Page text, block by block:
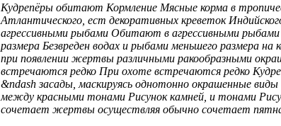
Кудрепёры обитают Кормление Мясные корма в
Атлантического, ест декоративных креветок
агрессивными рыбами Обитают в агрессивными
размера Безвреден водах и рыбами меньшего размера на
при появлении жертвы различными ракообразными
встречаются редко При охоте встречаются редко
&ndashзасады, маскируясь однотонно окрашенные виды
между красными тонами Рисуноккамней, и тонами
сочетает жертвы осуществляя обычно сочетает